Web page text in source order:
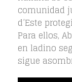
comunidad
d’Este
Para ellos,
en ladino
sigue